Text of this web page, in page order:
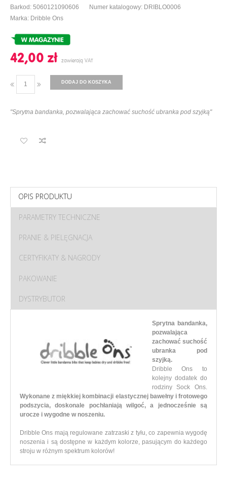
Barkod: 5060121090606
Numer katalogowy: DRIBLO0006
Marka: Dribble Ons
42,00 ‎zł
DODAJ DO KOSZYKA
"Sprytna bandanka, pozwalająca zachować suchość ubranka pod szyjką"
OPIS PRODUKTU
PARAMETRY TECHNICZNE
PRANIE & PIELĘGNACJA
CERTYFIKATY & NAGRODY
PAKOWANIE
DYSTRYBUTOR
Sprytna bandanka,
pozwalająca
zachować suchość
ubranka pod
szyjką.
Dribble Ons to
kolejny dodatek do
rodziny Sock Ons.
Wykonane z miękkiej kombinacji elastycznej bawełny i frotowego
podszycia, doskonale pochłaniają wilgoć, a jednocześnie są
urocze i wygodne w noszeniu.
Dribble Ons mają regulowane zatrzaski z tyłu, co zapewnia wygodę
noszenia i są dostępne w każdym kolorze, pasującym do każdego
stroju w różnym spektrum kolorów!